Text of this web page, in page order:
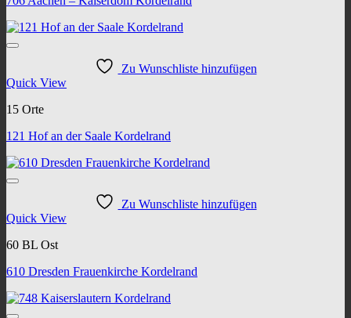
Zu Wunschliste hinzufügen
Quick View
15 Orte
121 Hof an der Saale Kordelrand
Zu Wunschliste hinzufügen
Quick View
60 BL Ost
610 Dresden Frauenkirche Kordelrand